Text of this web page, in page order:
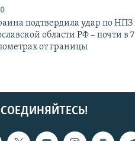
подтвердила удар по НПЗ
области РФ – почти в
от границы